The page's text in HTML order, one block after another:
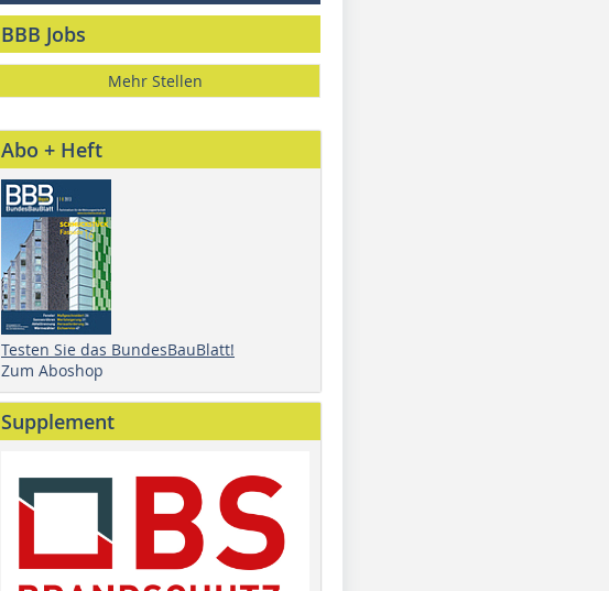
BBB Jobs
Mehr Stellen
Abo + Heft
Testen Sie das BundesBauBlatt!
Zum Aboshop
Supplement